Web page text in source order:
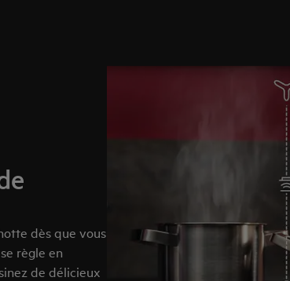
dès que vous
règle en
de délicieux